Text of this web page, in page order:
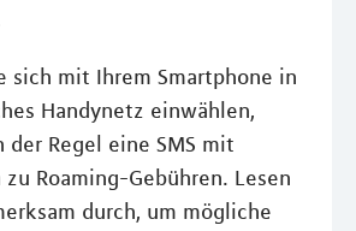
sich mit Ihrem Smartphone in
Handynetz einwählen,
der Regel eine SMS mit
Roaming-Gebühren. Lesen
durch, um mögliche